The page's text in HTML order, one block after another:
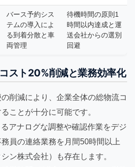
バース予約シス
テムの導入によ
る到着分散と車
両管理
待機時間の原則1
時間以内達成と運
送会社からの選別
回避
スト20%削減と業務効率化
削減により、企業全体の総物流コ
ことが十分に可能です。
アナログな調整や確認作業をデジ
員の連絡業務を月間50時間以上
ン株式会社）も存在します。